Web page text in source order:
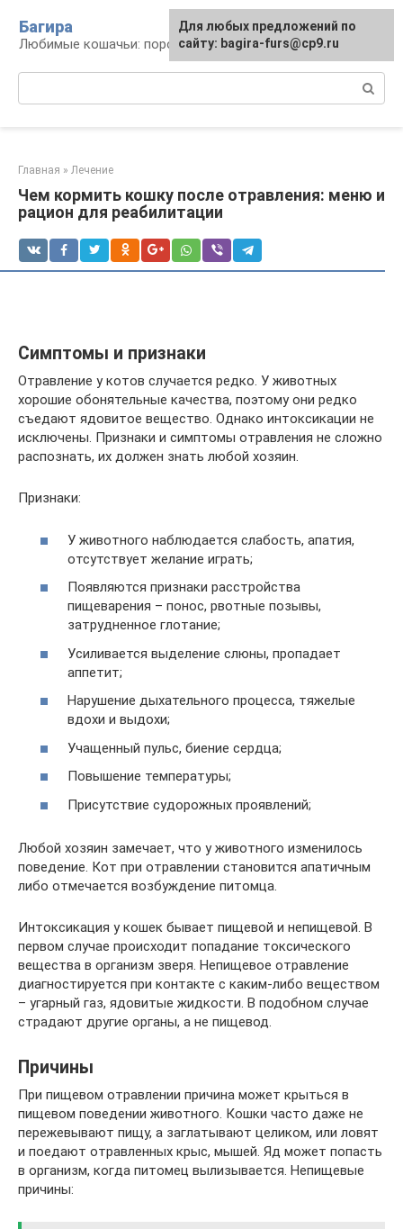
контенту
Багира
Любимые кошачьи: породы, содержание, уход
Главная » Лечение
Чем кормить кошку после отравления: меню и
рацион для реабилитации
Симптомы и признаки
Отравление у котов случается редко. У животных
хорошие обонятельные качества, поэтому они редко
съедают ядовитое вещество. Однако интоксикации не
исключены. Признаки и симптомы отравления не сложно
распознать, их должен знать любой хозяин.
Признаки:
У животного наблюдается слабость, апатия,
отсутствует желание играть;
Появляются признаки расстройства
пищеварения – понос, рвотные позывы,
затрудненное глотание;
Усиливается выделение слюны, пропадает
аппетит;
Нарушение дыхательного процесса, тяжелые
вдохи и выдохи;
Учащенный пульс, биение сердца;
Повышение температуры;
Присутствие судорожных проявлений;
Любой хозяин замечает, что у животного изменилось
поведение. Кот при отравлении становится апатичным
либо отмечается возбуждение питомца.
Интоксикация у кошек бывает пищевой и непищевой. В
первом случае происходит попадание токсического
вещества в организм зверя. Непищевое отравление
диагностируется при контакте с каким-либо веществом
– угарный газ, ядовитые жидкости. В подобном случае
страдают другие органы, а не пищевод.
Причины
При пищевом отравлении причина может крыться в
пищевом поведении животного. Кошки часто даже не
пережевывают пищу, а заглатывают целиком, или ловят
и поедают отравленных крыс, мышей. Яд может попасть
в организм, когда питомец вылизывается. Непищевые
причины:
Для любых предложений по
сайту: bagira-furs@cp9.ru